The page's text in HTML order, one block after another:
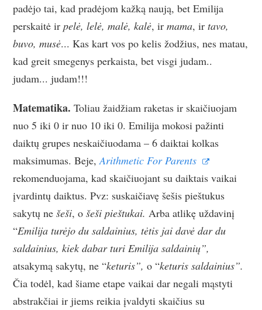
padėjo tai, kad pradėjom kažką naują, bet Emilija
perskaitė irpelė, lelė, malė, kalė, irmama, irtavo,
buvo, musė... Kas kart vos po kelis žodžius, nes matau,
kad greit smegenys perkaista, bet visgi judam..
judam... judam!!!
Matematika.Toliau žaidžiam raketas ir skaičiuojam
nuo 5 iki 0 ir nuo 10 iki 0. Emilija mokosi pažinti
daiktų grupes neskaičiuodama – 6 daiktai kolkas
maksimumas. Beje,Arithmetic For Parents
rekomenduojama, kad skaičiuojant su daiktais vaikai
įvardintų daiktus. Pvz: suskaičiavę šešis pieštukus
sakytų nešeši, ošeši pieštukai.Arba atlikę uždavinį
“Emilija turėjo du saldainius, tėtis jai davė dar du
saldainius, kiek dabar turi Emilija saldainių”,
atsakymą sakytų, ne “keturis”,o “keturis saldainius”.
Čia todėl, kad šiame etape vaikai dar negali mąstyti
abstrakčiai ir jiems reikia įvaldyti skaičius su